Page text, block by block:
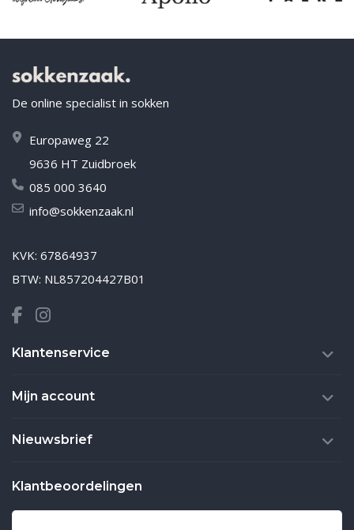
De online specialist in sokken
Europaweg 22
9636 HT Zuidbroek
085 000 3640
info@sokkenzaak.nl
KVK: 67864937
BTW: NL857204427B01
Klantenservice
Mijn account
Nieuwsbrief
Klantbeoordelingen